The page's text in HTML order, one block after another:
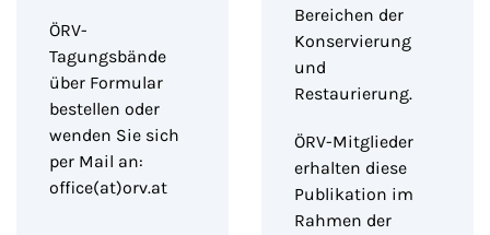
ÖRV-
Tagungsbände
über Formular
bestellen oder
wenden Sie sich
per Mail an:
office(at)orv.at
Bereichen der
Konservierung
und
Restaurierung.
ÖRV-Mitglieder
erhalten diese
Publikation im
Rahmen der